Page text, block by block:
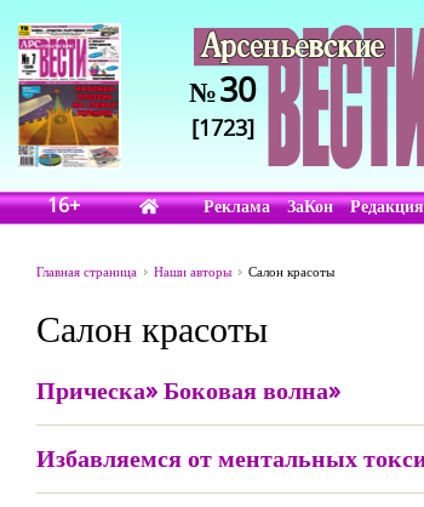
№30
[1723]
16+ Реклама ЗаКон Редакция
Главная страница Наши авторы Салон красоты
Салон красоты
Прическа» Боковая волна»
Избавляемся от ментальных